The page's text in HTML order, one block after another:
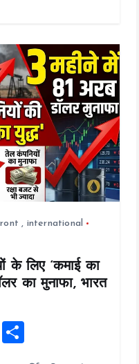
, international
के लिए ‘कमाई का
का मुनाफा, भारत
C